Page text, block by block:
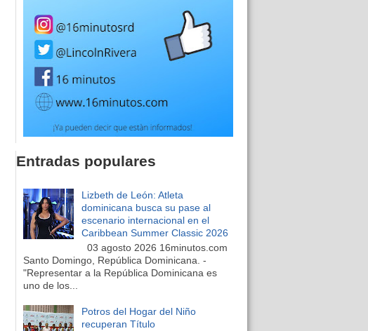
Entradas populares
Lizbeth de León: Atleta
dominicana busca su pase al
escenario internacional en el
Caribbean Summer Classic 2026
03 agosto 2026 16minutos.com
Santo Domingo, República Dominicana. -
"Representar a la República Dominicana es
uno de los...
Potros del Hogar del Niño
recuperan Título